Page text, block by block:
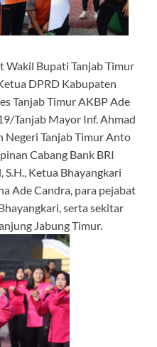
Wakil Bupati Tanjab Timur
DPRD Kabupaten
Tanjab Timur AKBP Ade
Tanjab Mayor Inf. Ahmad
Negeri Tanjab Timur Anto
Cabang Bank BRI
Ketua Bhayangkari
Ade Candra, para pejabat
serta sekitar
Jabung Timur.